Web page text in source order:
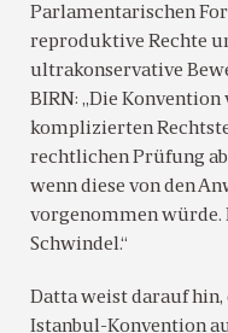
Parlamentarischen
reproduktive Rechte
ultrakonservative
BIRN: „Die
komplizierten
rechtlichen Prüfung
wenn diese von den
vorgenommen würde.
Schwindel.“
Datta weist darauf hin,
Istanbul-Konvention